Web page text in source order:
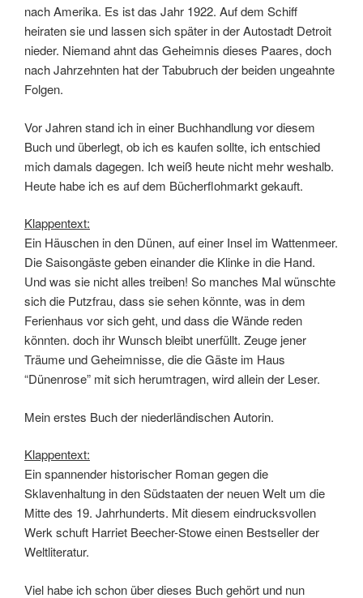
nach Amerika. Es ist das Jahr 1922. Auf dem Schiff
heiraten sie und lassen sich später in der Autostadt Detroit
nieder. Niemand ahnt das Geheimnis dieses Paares, doch
nach Jahrzehnten hat der Tabubruch der beiden ungeahnte
Folgen.
Vor Jahren stand ich in einer Buchhandlung vor diesem
Buch und überlegt, ob ich es kaufen sollte, ich entschied
mich damals dagegen. Ich weiß heute nicht mehr weshalb.
Heute habe ich es auf dem Bücherflohmarkt gekauft.
Klappentext:
Ein Häuschen in den Dünen, auf einer Insel im Wattenmeer.
Die Saisongäste geben einander die Klinke in die Hand.
Und was sie nicht alles treiben! So manches Mal wünschte
sich die Putzfrau, dass sie sehen könnte, was in dem
Ferienhaus vor sich geht, und dass die Wände reden
könnten. doch ihr Wunsch bleibt unerfüllt. Zeuge jener
Träume und Geheimnisse, die die Gäste im Haus
“Dünenrose” mit sich herumtragen, wird allein der Leser.
Mein erstes Buch der niederländischen Autorin.
Klappentext:
Ein spannender historischer Roman gegen die
Sklavenhaltung in den Südstaaten der neuen Welt um die
Mitte des 19. Jahrhunderts. Mit diesem eindrucksvollen
Werk schuft Harriet Beecher-Stowe einen Bestseller der
Weltliteratur.
Viel habe ich schon über dieses Buch gehört und nun